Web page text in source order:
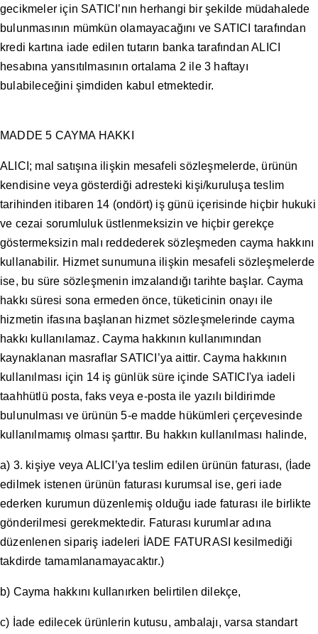
gecikmeler için SATICI’nın herhangi bir şekilde müdahalede
bulunmasının mümkün olamayacağını ve SATICI tarafından
kredi kartına iade edilen tutarın banka tarafından ALICI
hesabına yansıtılmasının ortalama 2 ile 3 haftayı
bulabileceğini şimdiden kabul etmektedir.
MADDE 5 CAYMA HAKKI
ALICI; mal satışına ilişkin mesafeli sözleşmelerde, ürünün
kendisine veya gösterdiği adresteki kişi/kuruluşa teslim
tarihinden itibaren 14 (ondört) iş günü içerisinde hiçbir hukuki
ve cezai sorumluluk üstlenmeksizin ve hiçbir gerekçe
göstermeksizin malı reddederek sözleşmeden cayma hakkını
kullanabilir. Hizmet sunumuna ilişkin mesafeli sözleşmelerde
ise, bu süre sözleşmenin imzalandığı tarihte başlar. Cayma
hakkı süresi sona ermeden önce, tüketicinin onayı ile
hizmetin ifasına başlanan hizmet sözleşmelerinde cayma
hakkı kullanılamaz. Cayma hakkının kullanımından
kaynaklanan masraflar SATICI’ya aittir. Cayma hakkının
kullanılması için 14 iş günlük süre içinde SATICI'ya iadeli
taahhütlü posta, faks veya e-posta ile yazılı bildirimde
bulunulması ve ürünün 5-e madde hükümleri çerçevesinde
kullanılmamış olması şarttır. Bu hakkın kullanılması halinde,
a) 3. kişiye veya ALICI’ya teslim edilen ürünün faturası, (İade
edilmek istenen ürünün faturası kurumsal ise, geri iade
ederken kurumun düzenlemiş olduğu iade faturası ile birlikte
gönderilmesi gerekmektedir. Faturası kurumlar adına
düzenlenen sipariş iadeleri İADE FATURASI kesilmediği
takdirde tamamlanamayacaktır.)
b) Cayma hakkını kullanırken belirtilen dilekçe,
c) İade edilecek ürünlerin kutusu, ambalajı, varsa standart